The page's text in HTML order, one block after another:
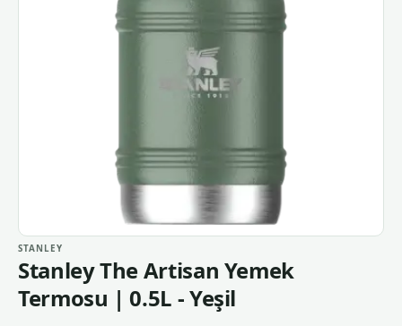
STANLEY
Stanley The Artisan Yemek
Termosu | 0.5L - Yeşil